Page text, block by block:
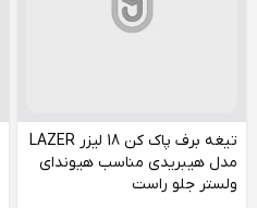
تیغه برف پاک کن 18 لیزر LAZER
مدل هیبریدی مناسب هیوندای
ولستر جلو راست